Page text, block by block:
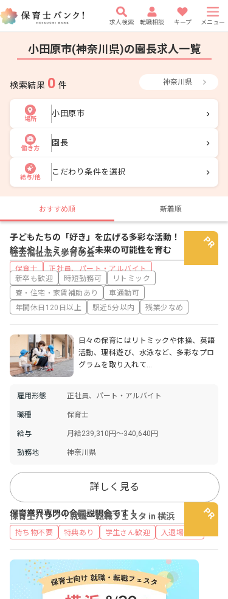
求人検索 転職相談 キープ メニュー
小田原市(神奈川県)の園長求人一覧
検索結果 0 件 神奈川県
場所
小田原市
働き方
園長
給与/他
こだわり条件を選択
おすすめ順 新着順
社会福祉法人歩育の会
保育士 正社員、パート・アルバイト
子どもたちの「好き」を広げる多彩な活動！
絵本やリトミックなど未来の可能性を育む
新卒も歓迎 時短勤務可
リトミック
寮・住宅・家賃補助あり
車通勤可
年間休日120日以上
駅近5分以内 残業少なめ
日々の保育にはリトミックや体操、英語
活動、理科遊び、水泳など、多彩なプロ
グラムを取り入れて…
雇用形態 正社員、パート・アルバイト
職種 保育士
給与 月給239,310円～340,640円
勤務地 神奈川県
詳しく見る
保育士バンク！就職・転職フェスタ in 横浜
保育業界専門の合同説明会です！
持ち物不要 特典あり 学生さん歓迎 入退場自由